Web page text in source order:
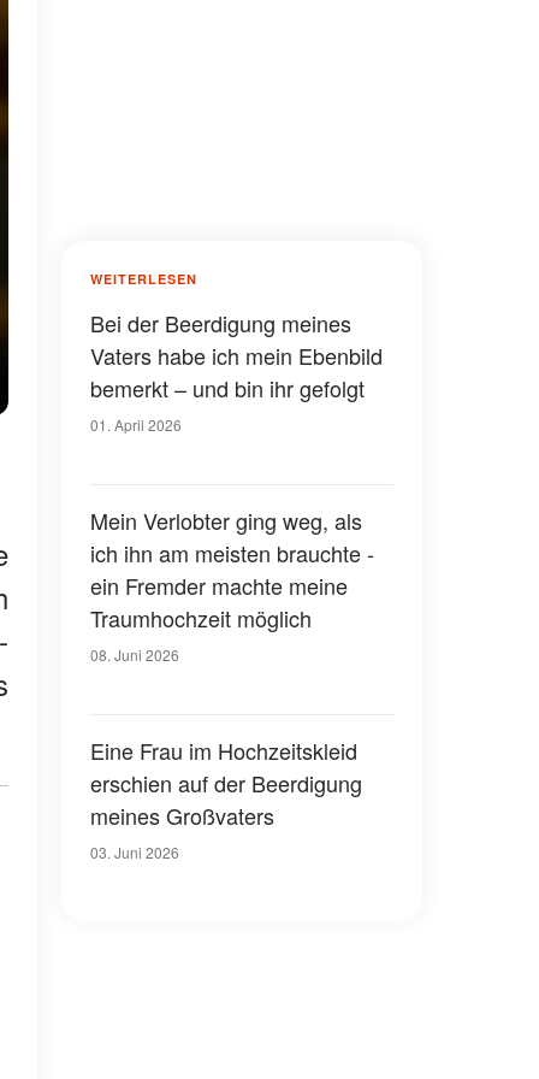
WEITERLESEN
Bei der Beerdigung meines
Vaters habe ich mein Ebenbild
bemerkt – und bin ihr gefolgt
01. April 2026
Mein Verlobter ging weg, als
ich ihn am meisten brauchte -
ein Fremder machte meine
Traumhochzeit möglich
08. Juni 2026
Eine Frau im Hochzeitskleid
erschien auf der Beerdigung
meines Großvaters
03. Juni 2026